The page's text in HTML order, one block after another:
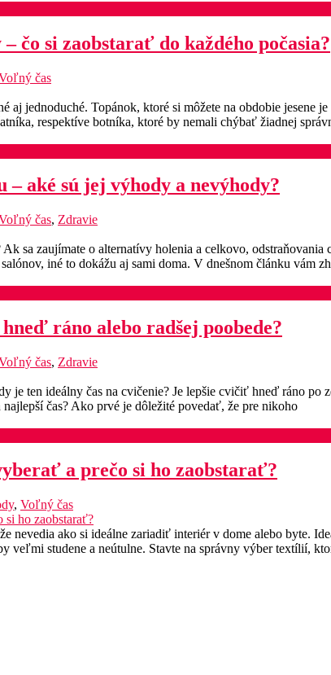
čo si zaobstarať do každého počasia?
čas
aj jednoduché. Topánok, ktoré si môžete na obdobie
respektíve botníka, ktoré by nemali chýbať žiadnej
– aké sú jej výhody a nevýhody?
čas, Zdravie
sa zaujímate o alternatívy holenia a celkovo,
iné to dokážu aj sami doma. V dnešnom článku vám
ráno alebo radšej poobede?
čas, Zdravie
je ten ideálny čas na cvičenie? Je lepšie cvičiť hneď ráno
čas? Ako prvé je dôležité povedať, že pre nikoho
a prečo si ho zaobstarať?
, Voľný čas
nevedia ako si ideálne zariadiť interiér v dome alebo byte.
veľmi studene a neútulne. Stavte na správny výber textílií,